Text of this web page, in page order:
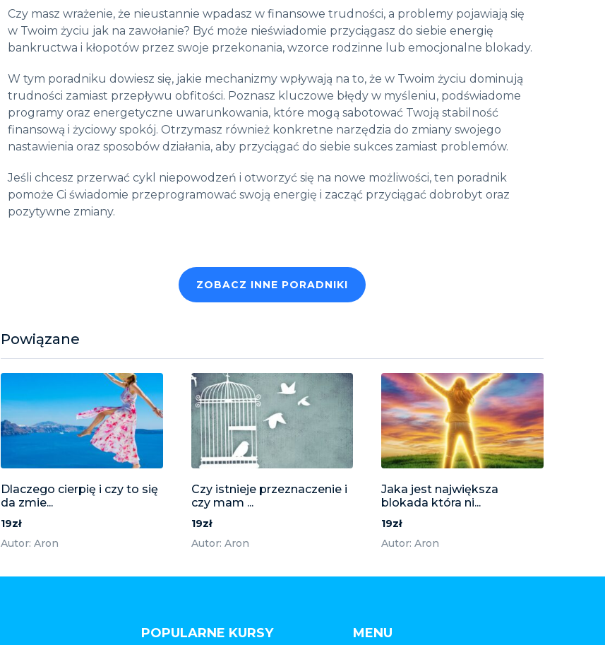
Czy masz wrażenie, że nieustannie wpadasz w finansowe trudności, a problemy pojawiają się
w Twoim życiu jak na zawołanie? Być może nieświadomie przyciągasz do siebie energię
bankructwa i kłopotów przez swoje przekonania, wzorce rodzinne lub emocjonalne blokady.
W tym poradniku dowiesz się, jakie mechanizmy wpływają na to, że w Twoim życiu dominują
trudności zamiast przepływu obfitości. Poznasz kluczowe błędy w myśleniu, podświadome
programy oraz energetyczne uwarunkowania, które mogą sabotować Twoją stabilność
finansową i życiowy spokój. Otrzymasz również konkretne narzędzia do zmiany swojego
nastawienia oraz sposobów działania, aby przyciągać do siebie sukces zamiast problemów.
Jeśli chcesz przerwać cykl niepowodzeń i otworzyć się na nowe możliwości, ten poradnik
pomoże Ci świadomie przeprogramować swoją energię i zacząć przyciągać dobrobyt oraz
pozytywne zmiany.
ZOBACZ INNE PORADNIKI
Powiązane
Dlaczego cierpię i czy to się
da zmie...
19zł
Autor: Aron
Czy istnieje przeznaczenie i
czy mam ...
19zł
Autor: Aron
Jaka jest największa
blokada która ni...
19zł
Autor: Aron
POPULARNE KURSY MENU